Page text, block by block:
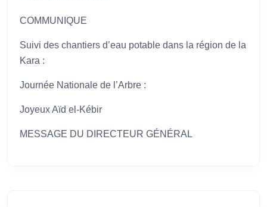
COMMUNIQUE
Suivi des chantiers d’eau potable dans la région de la
Kara :
Journée Nationale de l’Arbre :
Joyeux Aïd el-Kébir
MESSAGE DU DIRECTEUR GÉNÉRAL